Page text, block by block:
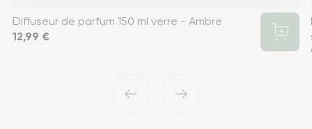
Diffuseur de parfum 150 ml verre - Ambre
Prix
12,99 €
‹ ›